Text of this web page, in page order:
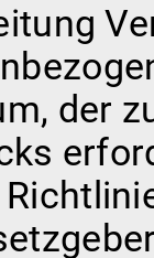
der